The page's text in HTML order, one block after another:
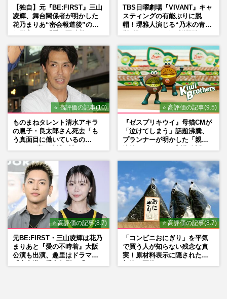
【独自】元『BE:FIRST』三山
凌輝、舞台関係者が明かした
花乃まりあ“密会報道後”の呆
TBS日曜劇場『VIVANT』キャ
スティングの有能ぶりに脱
帽！堺雅人演じる“乃木の青年
マン長男・櫻井海音だった
⭐ 高評価の記事(10)
ものまねタレント清水アキラ
の息子・良太郎さん死去「も
う真面目に働いているの
⭐ 高評価の記事(9.5)
『ゼスプリキウイ』母猫CMが
「泣けてしまう」話題沸騰、
プランナーが明かした「親に
⭐ 高評価の記事(8.7)
元BE:FIRST・三山凌輝は花乃
まりあと『愛の不時着』大阪
公演も出演、趣里はドラマ
⭐ 高評価の記事(8.7)
「コンビニおにぎり」を平気
で買う人が知らない残念な真
実！原材料表示に隠された添